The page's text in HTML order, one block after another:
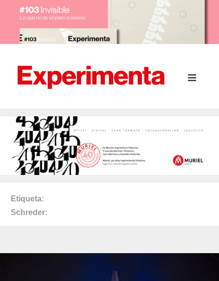
Etiqueta
Schreder